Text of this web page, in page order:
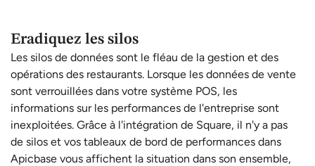
Eradiquez les silos
Les silos de données sont le fléau de la gestion et des
opérations des restaurants. Lorsque les données de vente
sont verrouillées dans votre système POS, les
informations sur les performances de l'entreprise sont
inexploitées. Grâce à l'intégration de Square, il n'y a pas
de silos et vos tableaux de bord de performances dans
Apicbase vous affichent la situation dans son ensemble,